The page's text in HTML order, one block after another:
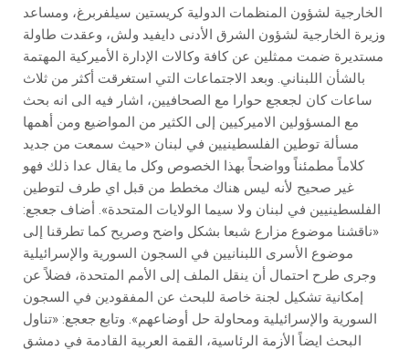
الخارجية لشؤون المنظمات الدولية كريستين سيلفربرغ، ومساعد
وزيرة الخارجية لشؤون الشرق الأدنى دايفيد ولش، وعقدت طاولة
مستديرة ضمت ممثلين عن كافة وكالات الإدارة الأميركية المهتمة
بالشأن اللبناني. وبعد الاجتماعات التي استغرقت أكثر من ثلاث
ساعات كان لجعجع حوارا مع الصحافيين، اشار فيه الى انه بحث
مع المسؤولين الاميركيين إلى الكثير من المواضيع ومن أهمها
مسألة توطين الفلسطينيين في لبنان «حيث سمعت من جديد
كلاماً مطمئناً وواضحاً بهذا الخصوص وكل ما يقال عدا ذلك فهو
غير صحيح لأنه ليس هناك مخطط من قبل اي طرف لتوطين
الفلسطينيين في لبنان ولا سيما الولايات المتحدة». أضاف جعجع:
«ناقشنا موضوع مزارع شبعا بشكل واضح وصريح كما تطرقنا إلى
موضوع الأسرى اللبنانيين في السجون السورية والإسرائيلية
وجرى طرح احتمال أن ينقل الملف إلى الأمم المتحدة، فضلاً عن
إمكانية تشكيل لجنة خاصة للبحث عن المفقودين في السجون
السورية والإسرائيلية ومحاولة حل أوضاعهم». وتابع جعجع: «تناول
البحث ايضاً الأزمة الرئاسية، القمة العربية القادمة في دمشق